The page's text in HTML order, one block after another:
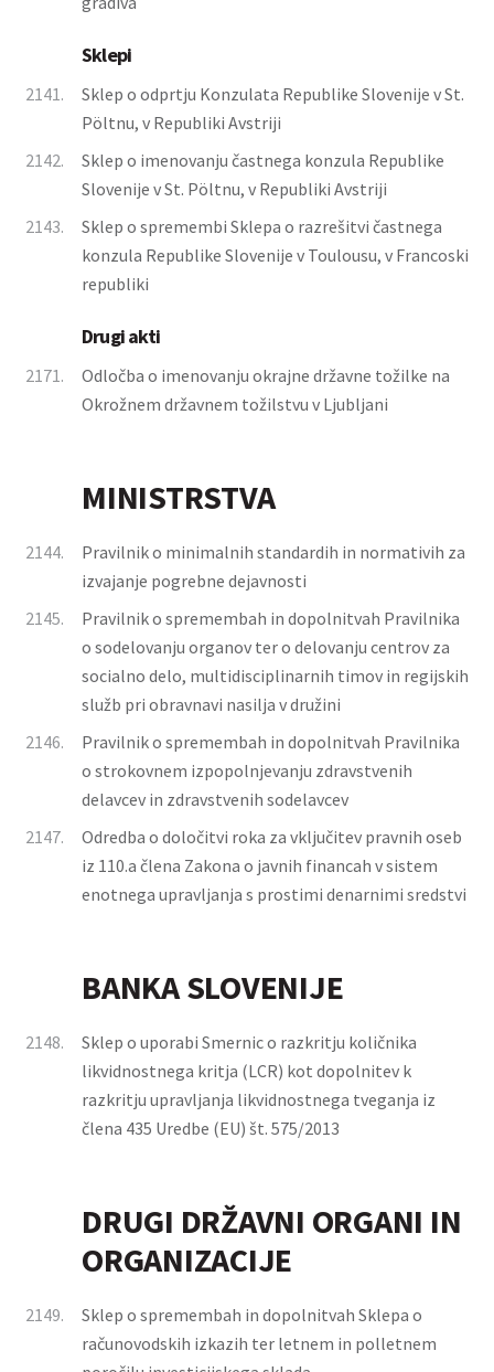
Sklepi
2141.
Sklep o odprtju Konzulata Republike Slovenije v St.
Pöltnu, v Republiki Avstriji
2142.
Sklep o imenovanju častnega konzula Republike
Slovenije v St. Pöltnu, v Republiki Avstriji
2143.
Sklep o spremembi Sklepa o razrešitvi častnega
konzula Republike Slovenije v Toulousu, v Francoski
republiki
Drugi akti
2171.
Odločba o imenovanju okrajne državne tožilke na
Okrožnem državnem tožilstvu v Ljubljani
MINISTRSTVA
2144.
Pravilnik o minimalnih standardih in normativih za
izvajanje pogrebne dejavnosti
2145.
Pravilnik o spremembah in dopolnitvah Pravilnika
o sodelovanju organov ter o delovanju centrov za
socialno delo, multidisciplinarnih timov in regijskih
služb pri obravnavi nasilja v družini
2146.
Pravilnik o spremembah in dopolnitvah Pravilnika
o strokovnem izpopolnjevanju zdravstvenih
delavcev in zdravstvenih sodelavcev
2147.
Odredba o določitvi roka za vključitev pravnih oseb
iz 110.a člena Zakona o javnih financah v sistem
enotnega upravljanja s prostimi denarnimi sredstvi
BANKA SLOVENIJE
2148.
Sklep o uporabi Smernic o razkritju količnika
likvidnostnega kritja (LCR) kot dopolnitev k
razkritju upravljanja likvidnostnega tveganja iz
člena 435 Uredbe (EU) št. 575/2013
DRUGI DRŽAVNI ORGANI IN
ORGANIZACIJE
2149.
Sklep o spremembah in dopolnitvah Sklepa o
računovodskih izkazih ter letnem in polletnem